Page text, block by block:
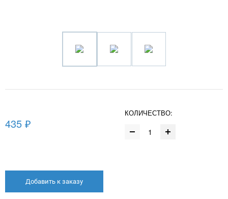
435 ₽
КОЛИЧЕСТВО:
Добавить к заказу